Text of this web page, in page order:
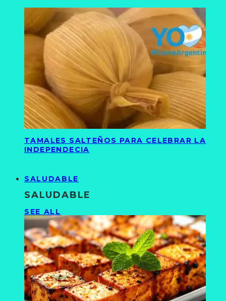
TAMALES SALTEÑOS PARA CELEBRAR LA
INDEPENDECIA
SALUDABLE
SALUDABLE
SEE ALL